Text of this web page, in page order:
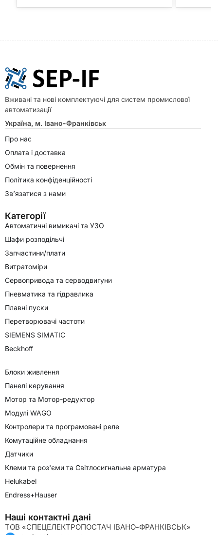
Вживані та нові комплектуючі для систем промислової
автоматизації
Україна, м. Івано-Франківськ
Про нас
Оплата і доставка
Обмін та повернення
Політика конфіденційності
Зв’язатися з нами
Категорії
Автоматичні вимикачі та УЗО
Шафи розподільчі
Запчастини/плати
Витратоміри
Сервопривода та серводвигуни
Пневматика та гідравлика
Плавні пуски
Перетворювачі частоти
SIEMENS SIMATIC
Beckhoff
Блоки живлення
Панелі керування
Мотор та Мотор-редуктор
Модулі WAGO
Контролери та програмовані реле
Комутаційне обладнання
Датчики
Клеми та роз'єми та Світлосигнальна арматура
Helukabel
Endress+Hauser
Наші контактні дані
ТОВ «СПЕЦЕЛЕКТРОПОСТАЧ ІВАНО-ФРАНКІВСЬК»